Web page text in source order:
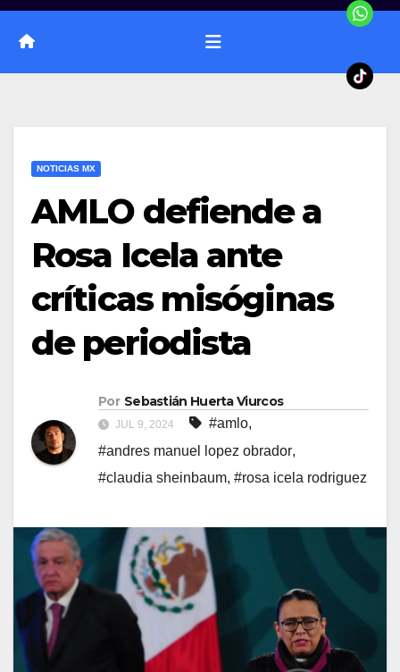
NOTICIAS MX
AMLO defiende a
Rosa Icela ante
críticas misóginas
de periodista
Por Sebastián Huerta Viurcos
JUL 9, 2024 #amlo,
#andres manuel lopez obrador,
#claudia sheinbaum, #rosa icela rodriguez